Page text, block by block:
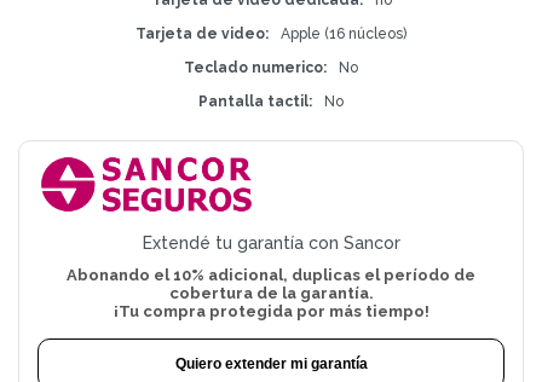
Tarjeta de video
Apple (16 núcleos)
Teclado numerico
No
Pantalla tactil
No
Extendé tu garantía con Sancor
Abonando el 10% adicional, duplicas el período de
cobertura de la garantía.
¡Tu compra protegida por más tiempo!
Quiero extender mi garantía